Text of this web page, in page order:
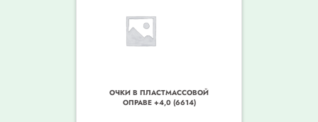
ОЧКИ В ПЛАСТМАССОВОЙ
ОПРАВЕ +4,0 (6614)